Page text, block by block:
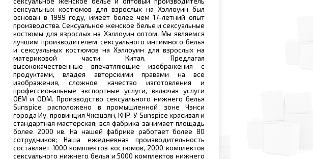
сексуальных костюмов для взрослых на Хэллоуин был
основан в 1999 году, имеет более чем 17-летний опыт
производства. Сексуальное женское белье и сексуальные
костюмы для взрослых на Хэллоуин оптом. Мы являемся
лучшим производителем сексуального интимного белья
и сексуальных костюмов на Хэллоуин для взрослых на
материковой части Китая. Предлагая
высококачественные впечатляющие изображения с
продуктами, владея авторскими правами на все
изображения, сложное качество изготовления и
профессиональные экспортные услуги, включая услуги
OEM и ODM. Производство сексуального нижнего белья
Sunspice расположено в промышленной зоне Чэнси
города Иу, провинция Чжэцзян, КНР. У Sunspice красивая и
стандартная мастерская; вся фабрика занимает площадь
более 2000 кв. На нашей фабрике работает более 80
сотрудников; Наша ежедневная производительность
составляет 1000 комплектов костюмов, 2000 комплектов
сексуального нижнего белья и 5000 комплектов нижнего